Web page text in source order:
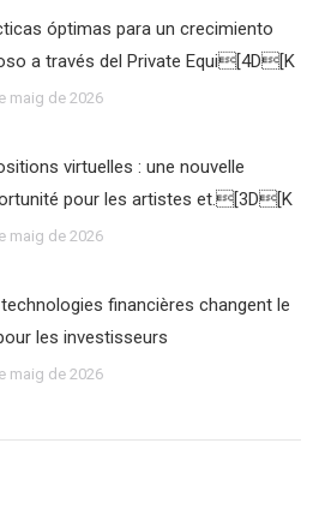
óptimas para un crecimiento
a través del Private Equi[4D[K
maig de 2026
virtuelles : une nouvelle
pour les artistes et.[3D[K
maig de 2026
financières changent le
les investisseurs
maig de 2026